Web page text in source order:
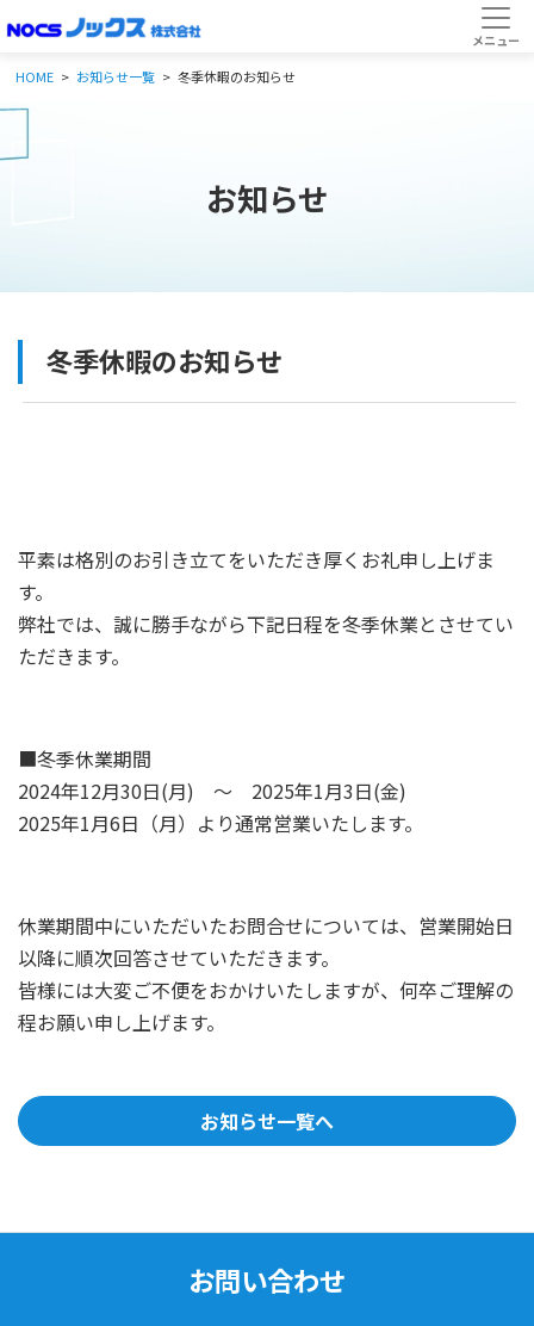
HOME お知らせ一覧 冬季休暇のお知らせ
お知らせ
冬季休暇のお知らせ
平素は格別のお引き立てをいただき厚くお礼申し上げま
す。
弊社では、誠に勝手ながら下記日程を冬季休業とさせてい
ただきます。
■冬季休業期間
2024年12月30日(月) ～ 2025年1月3日(金)
2025年1月6日（月）より通常営業いたします。
休業期間中にいただいたお問合せについては、営業開始日
以降に順次回答させていただきます。
皆様には大変ご不便をおかけいたしますが、何卒ご理解の
程お願い申し上げます。
お知らせ一覧へ
お問い合わせ